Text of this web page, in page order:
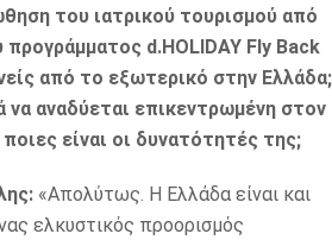
του ιατρικού τουρισμού από
d.HOLIDAY Fly Back
από το εξωτερικό στην Ελλάδα;
να αναδύεται επικεντρωμένη στον
είναι οι δυνατότητές της;
«Απολύτως. Η Ελλάδα είναι και
ελκυστικός προορισμός